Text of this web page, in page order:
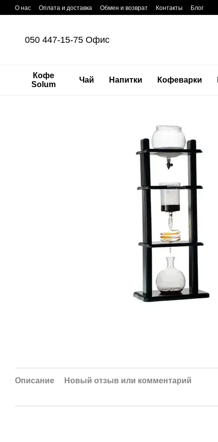
Перейти к основному контенту
О нас Оплата и доставка Обмен и возврат Контакты Блог
050 447-15-75 Офис
Кофе
Solum
Чай Напитки Кофеварки
Описание Новый отзыв или комментарий